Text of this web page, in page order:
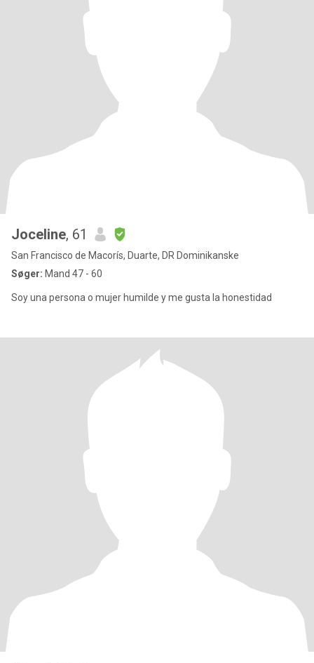
Joceline, 61
San Francisco de Macorís, Duarte, DR Dominikanske
Søger: Mand 47 - 60
Soy una persona o mujer humilde y me gusta la honestidad